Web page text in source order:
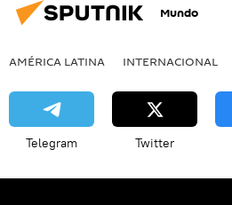
Mundo
AMÉRICA LATINA INTERNACIONAL
Telegram Twitter